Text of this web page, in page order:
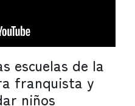
escuelas de la
franquista y
niños